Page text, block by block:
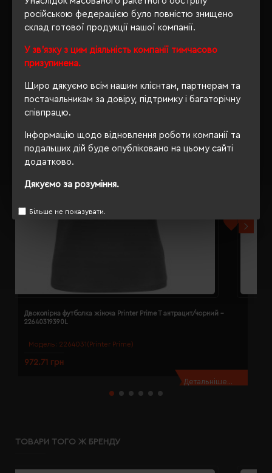
російською федерацією було повністю знищено
склад готової продукції нашої компанії.
У зв'язку з цим діяльність компанії тимчасово
призупинена.
Щиро дякуємо всім нашим клієнтам, партнерам та
постачальникам за довіру, підтримку і багаторічну
співпрацю.
Інформацію щодо відновлення роботи компанії та
подальших дій буде опубліковано на цьому сайті
додатково.
Дякуємо за розуміння.
Більше не показувати.
РЕКОМЕНДУЄМО
Модель: 2264031(Printer Prime)
Двоколірна футболка жіноча Printer Prime T антрацит/чорний -
22640319390L
972.71 грн
Детальніше...
ТОВАРИ ТОГО Ж БРЕНДУ